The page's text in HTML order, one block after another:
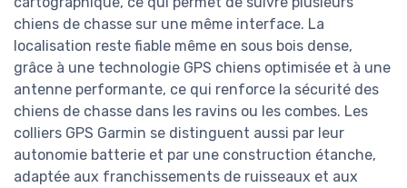
chiens de chasse sur une même interface. La
localisation reste fiable même en sous bois dense,
grâce à une technologie GPS chiens optimisée et à une
antenne performante, ce qui renforce la sécurité des
chiens de chasse dans les ravins ou les combes. Les
colliers GPS Garmin se distinguent aussi par leur
autonomie batterie et par une construction étanche,
adaptée aux franchissements de ruisseaux et aux